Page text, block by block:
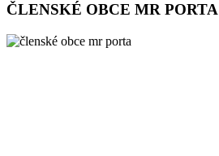
ČLENSKÉ OBCE MR PORTA